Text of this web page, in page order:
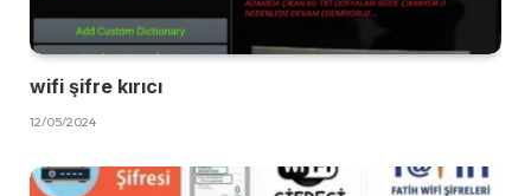
wifi şifre kırıcı
12/05/2024